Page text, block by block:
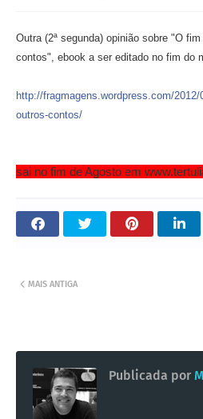
Outra (2ª segunda) opinião sobre "O
contos", ebook a ser editado no fim do
http://fragmagens.wordpress.com/
outros-contos/
sai no fim de Agosto em
MAIS ANTIGA
Publicada por